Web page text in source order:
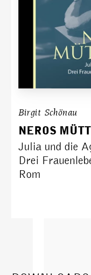
Birgit Schönau
NEROS
Julia und die
Drei
Rom